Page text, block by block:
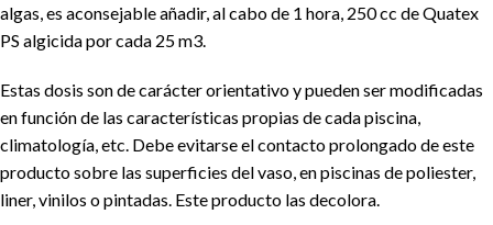
algas, es aconsejable añadir, al cabo de 1 hora, 250 cc de Quatex
PS algicida por cada 25 m3.
Estas dosis son de carácter orientativo y pueden ser modificadas
en función de las características propias de cada piscina,
climatología, etc. Debe evitarse el contacto prolongado de este
producto sobre las superficies del vaso, en piscinas de poliester,
liner, vinilos o pintadas. Este producto las decolora.